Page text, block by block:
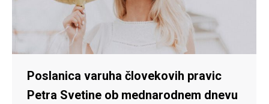
Poslanica varuha človekovih pravic
Petra Svetine ob mednarodnem dnevu